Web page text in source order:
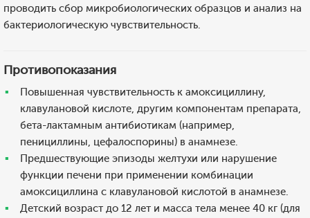
проводить сбор микробиологических образцов и анализ на
бактериологическую чувствительность.
Противопоказания
Повышенная чувствительность к амоксициллину,
клавулановой кислоте, другим компонентам препарата,
бета-лактамным антибиотикам (например,
пенициллины, цефалоспорины) в анамнезе.
Предшествующие эпизоды желтухи или нарушение
функции печени при применении комбинации
амоксициллина с клавулановой кислотой в анамнезе.
Детский возраст до 12 лет и масса тела менее 40 кг (для